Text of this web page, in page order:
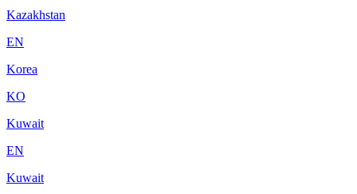
Kazakhstan
EN
Korea
KO
Kuwait
EN
Kuwait